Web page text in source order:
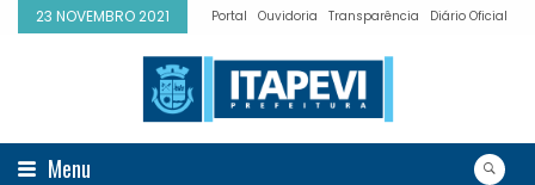
23 NOVEMBRO 2021 Portal Ouvidoria Transparência Diário Oficial
Menu